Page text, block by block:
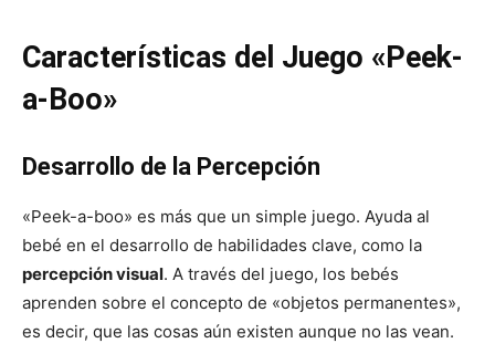
Características del Juego «Peek-
a-Boo»
Desarrollo de la Percepción
«Peek-a-boo» es más que un simple juego. Ayuda al
bebé en el desarrollo de habilidades clave, como la
percepción visual. A través del juego, los bebés
aprenden sobre el concepto de «objetos permanentes»,
es decir, que las cosas aún existen aunque no las vean.